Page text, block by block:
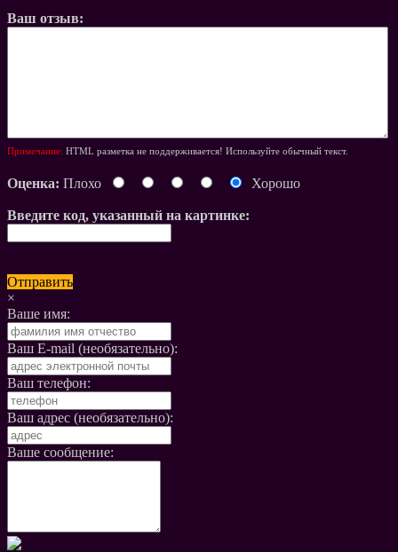
Ваш отзыв:
Примечание: HTML разметка не поддерживается! Используйте обычный текст.
Оценка: Плохо Хорошо
Введите код, указанный на картинке:
Отправить
×
Ваше имя:
Ваш E-mail (необязательно):
Ваш телефон:
Ваш адрес (необязательно):
Ваше сообщение: